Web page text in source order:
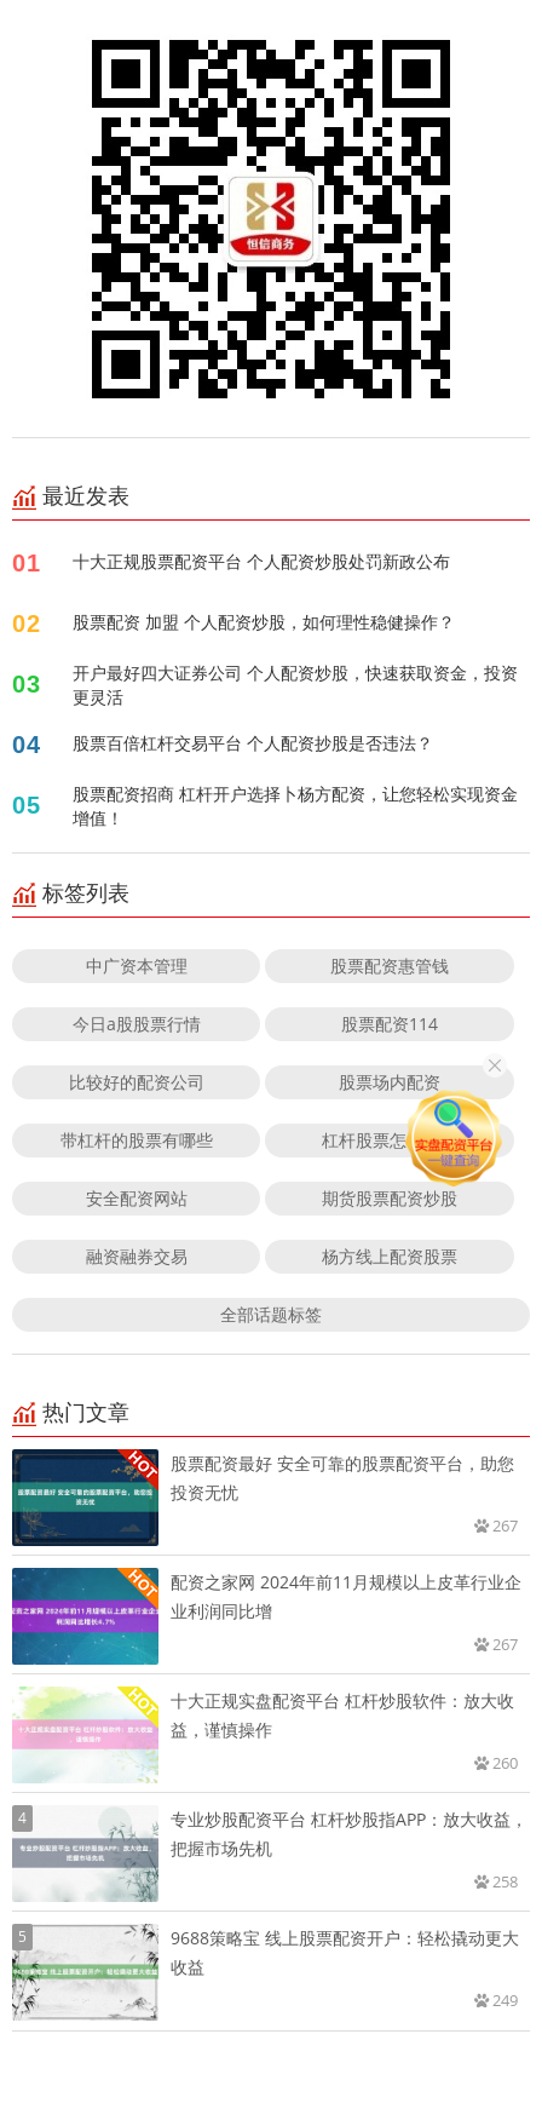
最近发表
01 十大正规股票配资平台 个人配资炒股处罚新政公布
02 股票配资 加盟 个人配资炒股，如何理性稳健操作？
03
开户最好四大证券公司 个人配资炒股，快速获取资金，投资
更灵活
04 股票百倍杠杆交易平台 个人配资抄股是否违法？
05
股票配资招商 杠杆开户选择卜杨方配资，让您轻松实现资金
增值！
标签列表
中广资本管理 股票配资惠管钱
今日a股股票行情 股票配资114
比较好的配资公司 股票场内配资
带杠杆的股票有哪些 杠杆股票怎么开通
安全配资网站 期货股票配资炒股
融资融券交易 杨方线上配资股票
全部话题标签
热门文章
股票配资最好 安全可靠的股票配资平台，助您
投资无忧
267
配资之家网 2024年前11月规模以上皮革行业企
业利润同比增
267
十大正规实盘配资平台 杠杆炒股软件：放大收
益，谨慎操作
260
4
专业炒股配资平台 杠杆炒股指APP：放大收益，
把握市场先机
258
5
9688策略宝 线上股票配资开户：轻松撬动更大
收益
249